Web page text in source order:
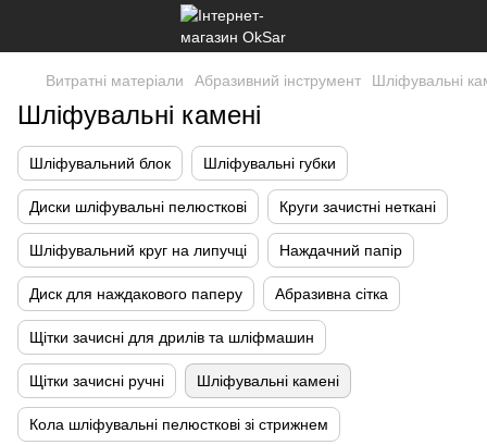
Витратні матеріали Абразивний інструмент Шліфувальні
Шліфувальні камені
Шліфувальний блок Шліфувальні губки
Диски шліфувальні пелюсткові Круги зачистні неткані
Шліфувальний круг на липучці Наждачний папір
Диск для наждакового паперу Абразивна сітка
Щітки зачисні для дрилів та шліфмашин
Щітки зачисні ручні Шліфувальні камені
Кола шліфувальні пелюсткові зі стрижнем